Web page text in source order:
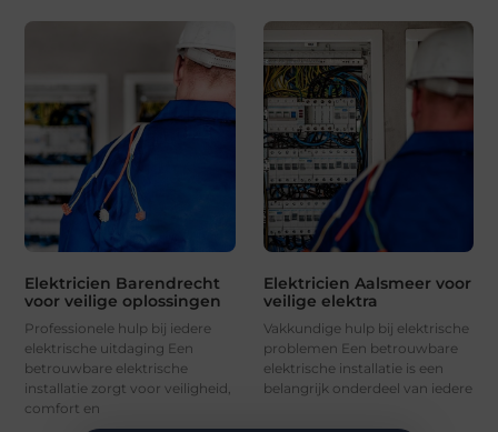
Elektricien Barendrecht
voor veilige oplossingen
Professionele hulp bij iedere
elektrische uitdaging Een
betrouwbare elektrische
installatie zorgt voor veiligheid,
comfort en
Elektricien Aalsmeer voor
veilige elektra
Vakkundige hulp bij elektrische
problemen Een betrouwbare
elektrische installatie is een
belangrijk onderdeel van iedere